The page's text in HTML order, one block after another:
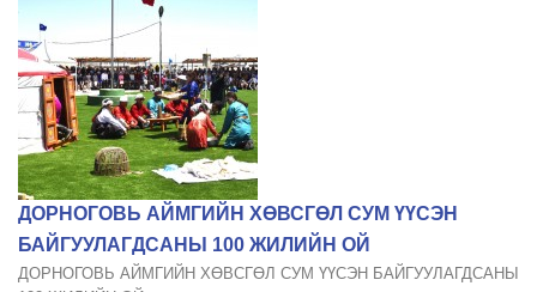
ДОРНОГОВЬ АЙМГИЙН ХӨВСГӨЛ СУМ ҮҮСЭН
БАЙГУУЛАГДСАНЫ 100 ЖИЛИЙН ОЙ
ДОРНОГОВЬ АЙМГИЙН ХӨВСГӨЛ СУМ ҮҮСЭН БАЙГУУЛАГДСАНЫ